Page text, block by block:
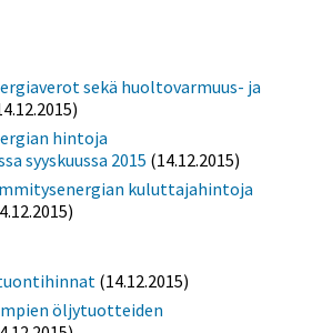
sekä huoltovarmuus- ja
hintoja
syyskuussa 2015 (14.12.2015)
kuluttajahintoja
(14.12.2015)
öljytuotteiden